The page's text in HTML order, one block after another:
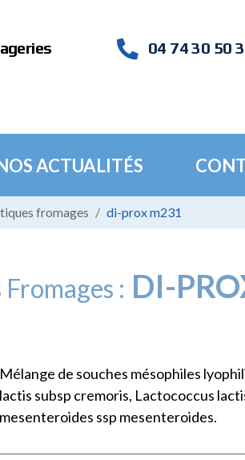
04 74 30 50
ACTUALITÉS
fromages di-prox m231
: DI-
Mélange de souches mésophiles
lactis subsp cremoris, Lactococcus
mesenteroides ssp mesenteroides.